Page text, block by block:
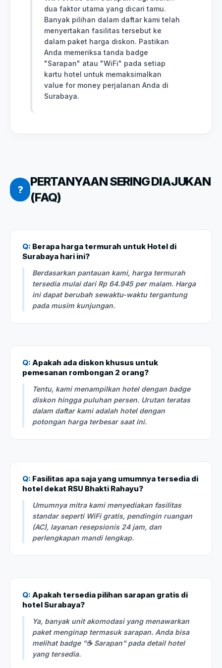
dua faktor utama yang dicari tamu.
Banyak pilihan dalam daftar kami telah
menyertakan fasilitas tersebut ke
dalam paket harga diskon. Pastikan
Anda memeriksa tanda badge
"Sarapan" atau "WiFi" pada setiap
kartu hotel untuk memaksimalkan
value for money perjalanan Anda di
Surabaya.
?
PERTANYAAN SERING DIAJUKAN
(FAQ)
Q: Berapa harga termurah untuk Hotel di
Surabaya hari ini?
Berdasarkan pantauan kami, harga termurah
tersedia mulai dari Rp 64.945 per malam. Harga
ini dapat berubah sewaktu-waktu tergantung
pada musim kunjungan.
Q: Apakah ada diskon khusus untuk
pemesanan rombongan 2 orang?
Tentu, kami menampilkan hotel dengan badge
diskon hingga puluhan persen. Urutan teratas
dalam daftar kami adalah hotel dengan
potongan harga terbesar saat ini.
Q: Fasilitas apa saja yang umumnya tersedia di
hotel dekat RSU Bhakti Rahayu?
Umumnya mitra kami menyediakan fasilitas
standar seperti WiFi gratis, pendingin ruangan
(AC), layanan resepsionis 24 jam, dan
perlengkapan mandi lengkap.
Q: Apakah tersedia pilihan sarapan gratis di
hotel Surabaya?
Ya, banyak unit akomodasi yang menawarkan
paket menginap termasuk sarapan. Anda bisa
melihat badge "☕ Sarapan" pada detail hotel
yang tersedia.